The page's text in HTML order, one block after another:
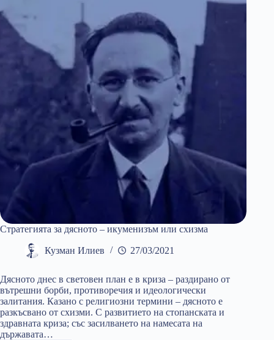
Стратегията за дясното – икуменизъм или схизма
Кузман Илиев 27/03/2021
Дясното днес в световен план е в криза – раздирано от
вътрешни борби, противоречия и идеологически
залитания. Казано с религиозни термини – дясното е
разкъсвано от схизми. С развитието на стопанската и
здравната криза; със засилването на намесата на
държавата…